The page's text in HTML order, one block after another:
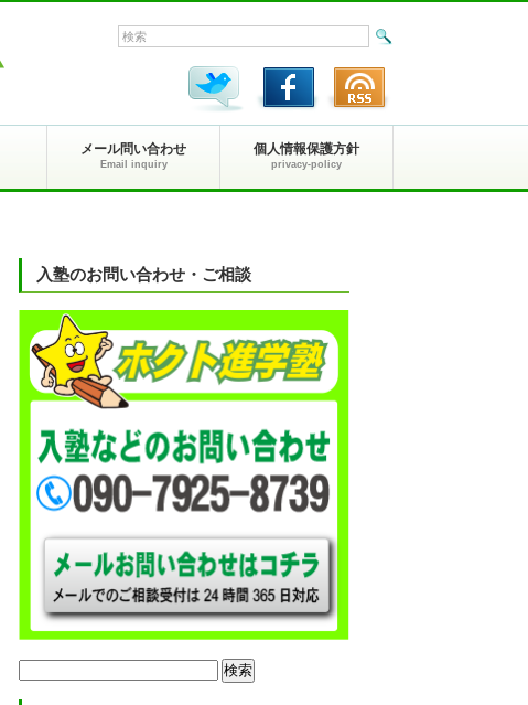
メール問い合わせ
Email inquiry
個人情報保護方針
privacy-policy
入塾のお問い合わせ・ご相談
検
索: